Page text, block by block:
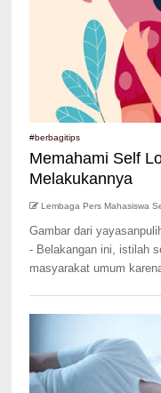
#berbagitips
Memahami Self
Melakukannya
Lembaga Pers Mahasiswa
Gambar dari
- Belakangan ini, istilah
masyarakat umum